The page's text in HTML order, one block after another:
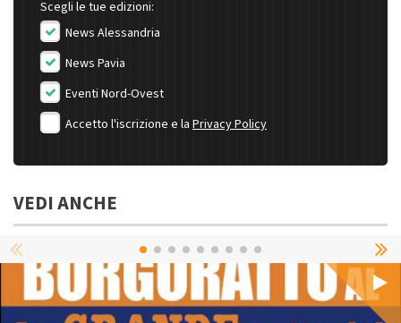
Scegli le tue edizioni:
News Alessandria
News Pavia
Eventi Nord-Ovest
Accetto l'iscrizione e la Privacy Policy
VEDI ANCHE